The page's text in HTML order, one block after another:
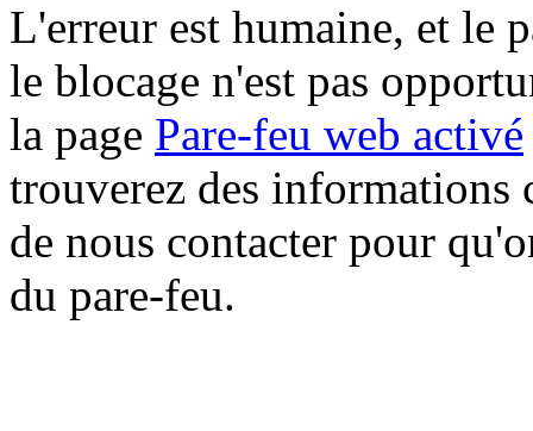
L'erreur est humaine, et le
le blocage n'est pas
la page Pare-feu web activé
trouverez des informations
de nous contacter pour
du pare-feu.